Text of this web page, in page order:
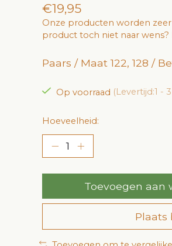
€19,95
Onze producten worden
product toch niet naar
Paars / Maat 122, 128 /
Op voorraad (Levertijd:1 -
Hoeveelheid:
Toevoegen aan
Plaats